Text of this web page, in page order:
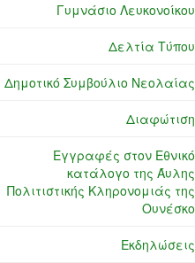
Γυμνάσιο Λευκονοίκου
Δελτία Τύπου
Δημοτικό Συμβούλιο Νεολαίας
Διαφώτιση
Εγγραφές στον Εθνικό
κατάλογο της Άυλης
Πολιτιστικής Κληρονομιάς της
Ουνέσκο
Εκδηλώσεις